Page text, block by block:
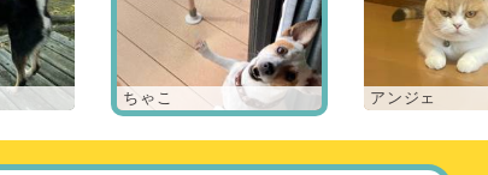
ちゃこ アンジェ